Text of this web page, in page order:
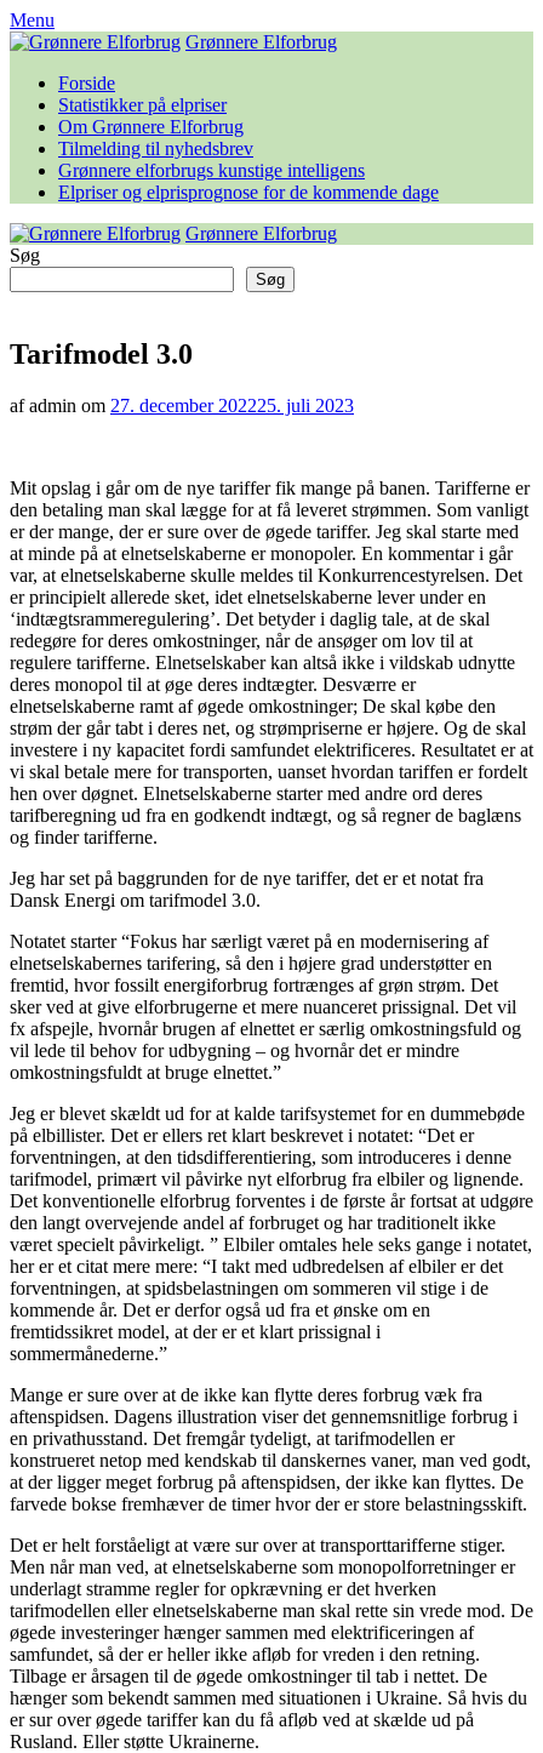
Skip
to
Menu
Grønnere Elforbrug
Forside
Statistikker på elpriser
Om Grønnere Elforbrug
Tilmelding til nyhedsbrev
Grønnere elforbrugs kunstige intelligens
Elpriser og elprisprognose for de kommende dage
Grønnere Elforbrug
Søg
Søg
Tarifmodel 3.0
af admin om 27. december 202225. juli 2023
Mit opslag i går om de nye tariffer fik mange på banen. Tarifferne er
den betaling man skal lægge for at få leveret strømmen. Som vanligt
er der mange, der er sure over de øgede tariffer. Jeg skal starte med
at minde på at elnetselskaberne er monopoler. En kommentar i går
var, at elnetselskaberne skulle meldes til Konkurrencestyrelsen. Det
er principielt allerede sket, idet elnetselskaberne lever under en
‘indtægtsrammeregulering’. Det betyder i daglig tale, at de skal
redegøre for deres omkostninger, når de ansøger om lov til at
regulere tarifferne. Elnetselskaber kan altså ikke i vildskab udnytte
deres monopol til at øge deres indtægter. Desværre er
elnetselskaberne ramt af øgede omkostninger; De skal købe den
strøm der går tabt i deres net, og strømpriserne er højere. Og de skal
investere i ny kapacitet fordi samfundet elektrificeres. Resultatet er at
vi skal betale mere for transporten, uanset hvordan tariffen er fordelt
hen over døgnet. Elnetselskaberne starter med andre ord deres
tarifberegning ud fra en godkendt indtægt, og så regner de baglæns
og finder tarifferne.
Jeg har set på baggrunden for de nye tariffer, det er et notat fra
Dansk Energi om tarifmodel 3.0.
Notatet starter “Fokus har særligt været på en modernisering af
elnetselskabernes tarifering, så den i højere grad understøtter en
fremtid, hvor fossilt energiforbrug fortrænges af grøn strøm. Det
sker ved at give elforbrugerne et mere nuanceret prissignal. Det vil
fx afspejle, hvornår brugen af elnettet er særlig omkostningsfuld og
vil lede til behov for udbygning – og hvornår det er mindre
omkostningsfuldt at bruge elnettet.”
Jeg er blevet skældt ud for at kalde tarifsystemet for en dummebøde
på elbillister. Det er ellers ret klart beskrevet i notatet: “Det er
forventningen, at den tidsdifferentiering, som introduceres i denne
tarifmodel, primært vil påvirke nyt elforbrug fra elbiler og lignende.
Det konventionelle elforbrug forventes i de første år fortsat at udgøre
den langt overvejende andel af forbruget og har traditionelt ikke
været specielt påvirkeligt. ” Elbiler omtales hele seks gange i notatet,
her er et citat mere mere: “I takt med udbredelsen af elbiler er det
forventningen, at spidsbelastningen om sommeren vil stige i de
kommende år. Det er derfor også ud fra et ønske om en
fremtidssikret model, at der er et klart prissignal i
sommermånederne.”
Mange er sure over at de ikke kan flytte deres forbrug væk fra
aftenspidsen. Dagens illustration viser det gennemsnitlige forbrug i
en privathusstand. Det fremgår tydeligt, at tarifmodellen er
konstrueret netop med kendskab til danskernes vaner, man ved godt,
at der ligger meget forbrug på aftenspidsen, der ikke kan flyttes. De
farvede bokse fremhæver de timer hvor der er store belastningsskift.
Det er helt forståeligt at være sur over at transporttarifferne stiger.
Men når man ved, at elnetselskaberne som monopolforretninger er
underlagt stramme regler for opkrævning er det hverken
tarifmodellen eller elnetselskaberne man skal rette sin vrede mod. De
øgede investeringer hænger sammen med elektrificeringen af
samfundet, så der er heller ikke afløb for vreden i den retning.
Tilbage er årsagen til de øgede omkostninger til tab i nettet. De
hænger som bekendt sammen med situationen i Ukraine. Så hvis du
er sur over øgede tariffer kan du få afløb ved at skælde ud på
Rusland. Eller støtte Ukrainerne.